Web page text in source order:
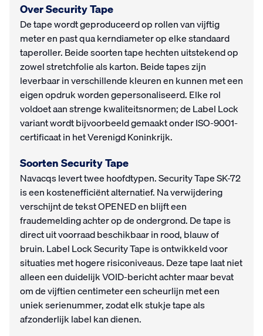
Over Security Tape
De tape wordt geproduceerd op rollen van vijftig
meter en past qua kerndiameter op elke standaard
taperoller. Beide soorten tape hechten uitstekend op
zowel stretchfolie als karton. Beide tapes zijn
leverbaar in verschillende kleuren en kunnen met een
eigen opdruk worden gepersonaliseerd. Elke rol
voldoet aan strenge kwaliteitsnormen; de Label Lock
variant wordt bijvoorbeeld gemaakt onder ISO-9001-
certificaat in het Verenigd Koninkrijk.
Soorten Security Tape
Navacqs levert twee hoofdtypen. Security Tape SK-72
is een kostenefficiënt alternatief. Na verwijdering
verschijnt de tekst OPENED en blijft een
fraudemelding achter op de ondergrond. De tape is
direct uit voorraad beschikbaar in rood, blauw of
bruin. Label Lock Security Tape is ontwikkeld voor
situaties met hogere risiconiveaus. Deze tape laat niet
alleen een duidelijk VOID-bericht achter maar bevat
om de vijftien centimeter een scheurlijn met een
uniek serienummer, zodat elk stukje tape als
afzonderlijk label kan dienen.